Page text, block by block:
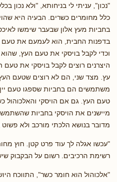
"נכון", עניתי לי בניחותא, "ולא נכון
כלל מחומרים כשרים. הבעיה היא
בחביות מעץ אלון שבעבר שימשו
בדפנות החבית, הוא לעמעם את טעם
וכדי לקבל בויסקי את טעם העץ,
היצרנים רוצים לקבל בויסקי את טעם
עץ. מצד שני, הם לא רוצים שטעם העץ
משתמשים הם בחביות שספגו טעם
טעם העץ. גם אם הויסקי והאלכוהול
מיישנים את הויסקי בחביות
מדובר בנושא הלכתי מורכב ולא
"עכשו אגלה לך עוד פרט קטן. חוץ
רשימת הרכיבים. רשום על הבקבוק שיש בו 48%
"אלכוהול הוא חומר כשר", התווכח